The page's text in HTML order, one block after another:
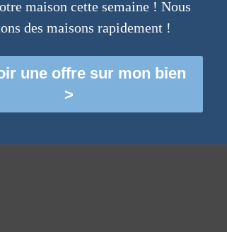
maison cette semaine ! Nous
des maisons rapidement !
une offre sur mon bien
>